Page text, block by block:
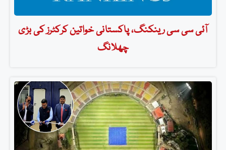
آئی سی سی رینکنگ، پاکستانی خواتین کرکٹرز کی بڑی
چھلانگ